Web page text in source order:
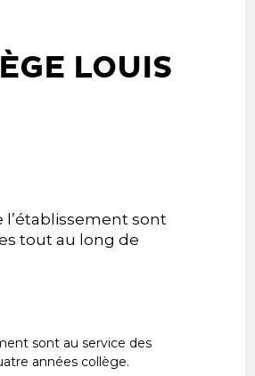
LOUIS
l’établissement sont
tout au long de
sont au service des
années collège.